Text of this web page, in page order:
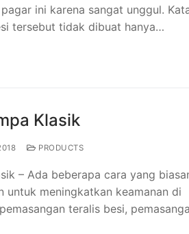
ini karena sangat unggul.
tersebut tidak dibuat hanya…
Klasik
PRODUCTS
– Ada beberapa cara yang
untuk meningkatkan keamanan di
teralis besi,